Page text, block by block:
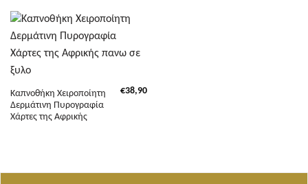
Καπνοθήκη Χειροποίητη
Δερμάτινη Πυρογραφία
Χάρτες της Αφρικής
€38,90